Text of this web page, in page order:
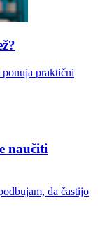
praktični
naučiti
da častijo